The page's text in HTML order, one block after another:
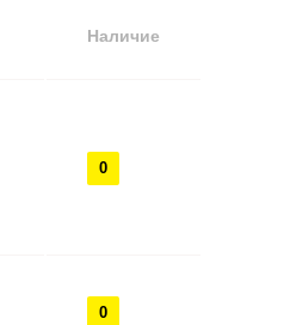
Наличие
0
0